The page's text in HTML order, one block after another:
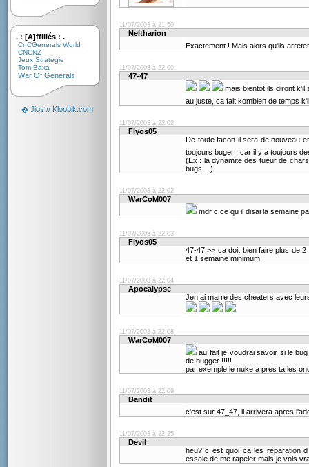
. : [A]ffiliés : .
CnCGenerals World
CNCNZ
Jeux Stratégie
Tom Baxa
War Of Generals
� Jios // Kloobik.com
11/07/2003 à 21:50
Neltharion
Exactement ! Mais alors qu'ils
11/07/2003 à 22:00
47-47
mais bientot ils diront
au juste, ca fait kombien de temps
11/07/2003 à 22:02
Flyos05
De toute facon il sera de nouveau
toujours buger , car il y a toujours
(Ex : la dynamite des tueur de
bugs ...)
11/07/2003 à 22:02
WarCoM007
mdr c ce qu il disai la semaine
11/07/2003 à 22:03
Flyos05
47-47 >> ca doit bien faire plus de
et 1 semaine minimum
11/07/2003 à 22:04
Apocalypse
Jen ai marre des cheaters avec
11/07/2003 à 22:08
WarCoM007
au fait je voudrai savoir si le
de bugger !!!!!
par exemple le nuke a pres ta les
11/07/2003 à 22:09
Bandit
c'est sur 47_47, il arrivera apres
11/07/2003 à 22:25
Devil
heu? c est quoi ca les réparation
essaie de me rapeler mais je vois